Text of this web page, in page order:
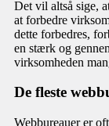
Det vil altså sige,
at forbedre
dette forbedres,
en stærk og
virksomheden
De fleste
Webbureauer er